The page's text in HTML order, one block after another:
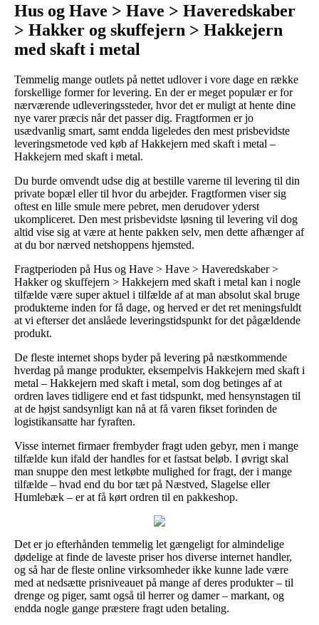
Hus og Have > Have > Haveredskaber
> Hakker og skuffejern > Hakkejern
med skaft i metal
Temmelig mange outlets på nettet udlover i vore dage en række
forskellige former for levering. En der er meget populær er for
nærværende udleveringssteder, hvor det er muligt at hente dine
nye varer præcis når det passer dig. Fragtformen er jo
usædvanlig smart, samt endda ligeledes den mest prisbevidste
leveringsmetode ved køb af Hakkejern med skaft i metal –
Hakkejern med skaft i metal.
Du burde omvendt udse dig at bestille varerne til levering til din
private bopæl eller til hvor du arbejder. Fragtformen viser sig
oftest en lille smule mere pebret, men derudover yderst
ukompliceret. Den mest prisbevidste løsning til levering vil dog
altid vise sig at være at hente pakken selv, men dette afhænger af
at du bor nærved netshoppens hjemsted.
Fragtperioden på Hus og Have > Have > Haveredskaber >
Hakker og skuffejern > Hakkejern med skaft i metal kan i nogle
tilfælde være super aktuel i tilfælde af at man absolut skal bruge
produkterne inden for få dage, og herved er det ret meningsfuldt
at vi efterser det anslåede leveringstidspunkt for det pågældende
produkt.
De fleste internet shops byder på levering på næstkommende
hverdag på mange produkter, eksempelvis Hakkejern med skaft i
metal – Hakkejern med skaft i metal, som dog betinges af at
ordren laves tidligere end et fast tidspunkt, med hensynstagen til
at de højst sandsynligt kan nå at få varen fikset forinden de
logistikansatte har fyraften.
Visse internet firmaer frembyder fragt uden gebyr, men i mange
tilfælde kun ifald der handles for et fastsat beløb. I øvrigt skal
man snuppe den mest letkøbte mulighed for fragt, der i mange
tilfælde – hvad end du bor tæt på Næstved, Slagelse eller
Humlebæk – er at få kørt ordren til en pakkeshop.
Det er jo efterhånden temmelig let gængeligt for almindelige
dødelige at finde de laveste priser hos diverse internet handler,
og så har de fleste online virksomheder ikke kunne lade være
med at nedsætte prisniveauet på mange af deres produkter – til
drenge og piger, samt også til herrer og damer – markant, og
endda nogle gange præstere fragt uden betaling.